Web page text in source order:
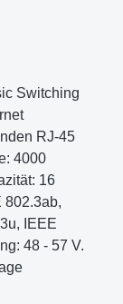
Switching
RJ-45
4000
16
802.3ab,
IEEE
48 - 57 V.